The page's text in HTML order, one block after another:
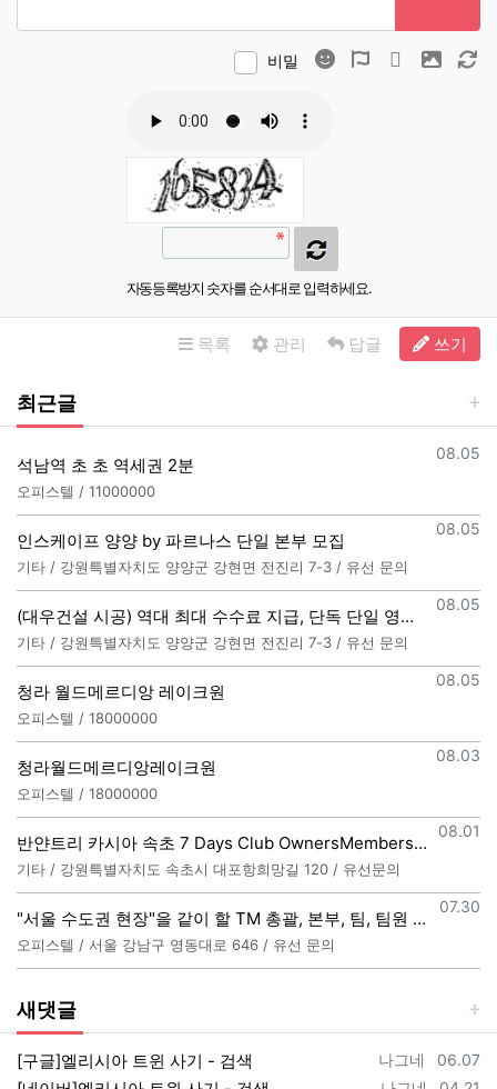
비밀 이모티콘폰트어썸
동영상 이미지
자동등록방지 숫자를 순서대로 입력하세요.
목록 관리 답글 쓰기
최근글
등록일
08.05
석남역 초 초 역세권 2분
오피스텔 / 11000000
등록일
08.05
인스케이프 양양 by 파르나스 단일 본부 모집
기타 / 강원특별자치도 양양군 강현면 전진리 7-3 / 유선 문의
등록일
08.05
(대우건설 시공) 역대 최대 수수료 지급, 단독 단일 영업본부 선착순 모집 (팀,팀원 개별문의 가능)
기타 / 강원특별자치도 양양군 강현면 전진리 7-3 / 유선 문의
등록일
08.05
청라 월드메르디앙 레이크원
오피스텔 / 18000000
등록일
08.03
청라월드메르디앙레이크원
오피스텔 / 18000000
등록일
08.01
반얀트리 카시아 속초 7 Days Club OwnersMembership 분양직원 모집
기타 / 강원특별자치도 속초시 대포항희망길 120 / 유선문의
등록일
07.30
"서울 수도권 현장"을 같이 할 TM 총괄, 본부, 팀, 팀원 모집
오피스텔 / 서울 강남구 영동대로 646 / 유선 문의
새댓글
등록자
나그네 등록일
06.07
[구글]엘리시아 트윈 사기 - 검색